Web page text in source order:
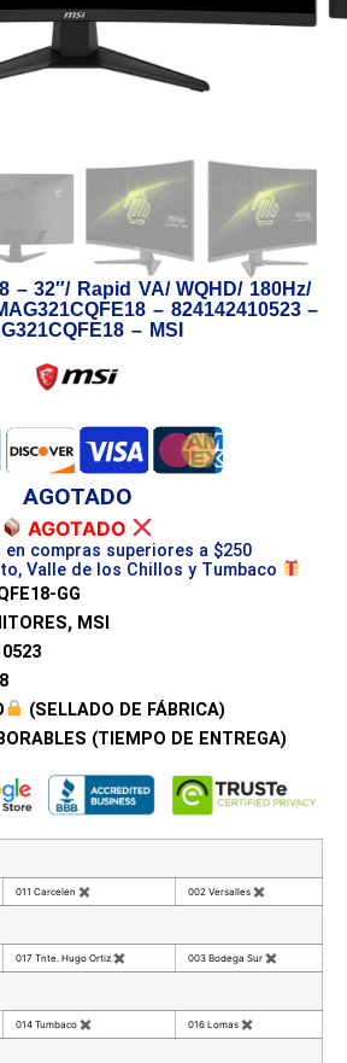
– 32″/ Rapid VA/ WQHD/ 180Hz/
– 824142410523 –
– MSI
AGOTADO
AGOTADO
en compras superiores a $250
Valle de los Chillos y Tumbaco
GG
, MSI
(SELLADO DE FÁBRICA)
(TIEMPO DE ENTREGA)
011 Carcelen ✖ 002 Versalles ✖
017 Tnte. Hugo Ortiz ✖ 003 Bodega Sur ✖
014 Tumbaco ✖ 016 Lomas ✖